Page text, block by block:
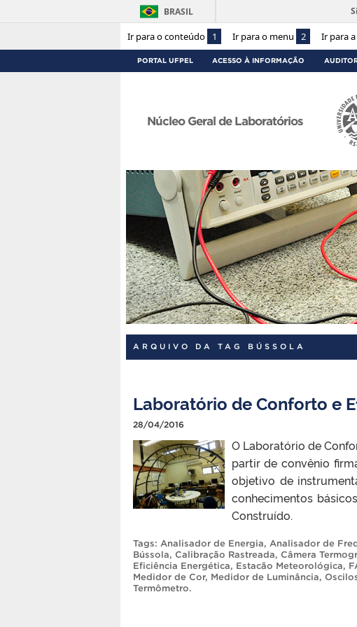
Ir para o conteúdo 1 Ir para o menu 2 Ir para
BRASIL
PORTAL UFPEL ACESSO À INFORMAÇÃO
Núcleo Geral de Laboratórios
ARQUIVO DA TAG BÚSSOLA
Laboratório de Conforto e
28/04/2016
O Laboratório de
partir de convênio
objetivo de
conhecimentos
Construído.
Tags: Analisador de Energia, Analisador de
Bússola, Calibração Rastreada, Câmera
Eficiência Energética, Estacão Meteorológica,
Medidor de Cor, Medidor de Luminância,
Termômetro.